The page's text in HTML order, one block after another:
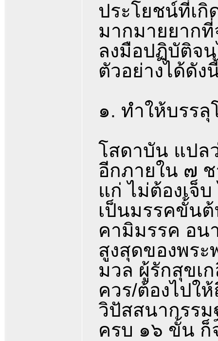
ประโยชน์ที่เ
มากมายยาก
ลงมือปฏิบัติจน
ตัวอย่างได้ดัง
๑. ทำให้บรร
โสดาบัน แปล
อีกภายใน ๗ ช
แก่ ไม่ต้องเจ็
เป็นมรรคขั้น
คามิมรรค อน
สูงสุดของพร
มวล ผู้รักสุขเ
ควร/ต้องไปใ
วิปัสสนากรร
ครบ ๑๖ ขั้น ก็